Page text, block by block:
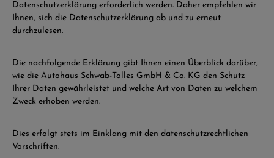
Datenschutzerklärung erforderlich werden. Daher empfehlen wir
Ihnen, sich die Datenschutzerklärung ab und zu erneut
durchzulesen.
Die nachfolgende Erklärung gibt Ihnen einen Überblick darüber,
wie die Autohaus Schwab-Tolles GmbH & Co. KG den Schutz
Ihrer Daten gewährleistet und welche Art von Daten zu welchem
Zweck erhoben werden.
Dies erfolgt stets im Einklang mit den datenschutzrechtlichen
Vorschriften.